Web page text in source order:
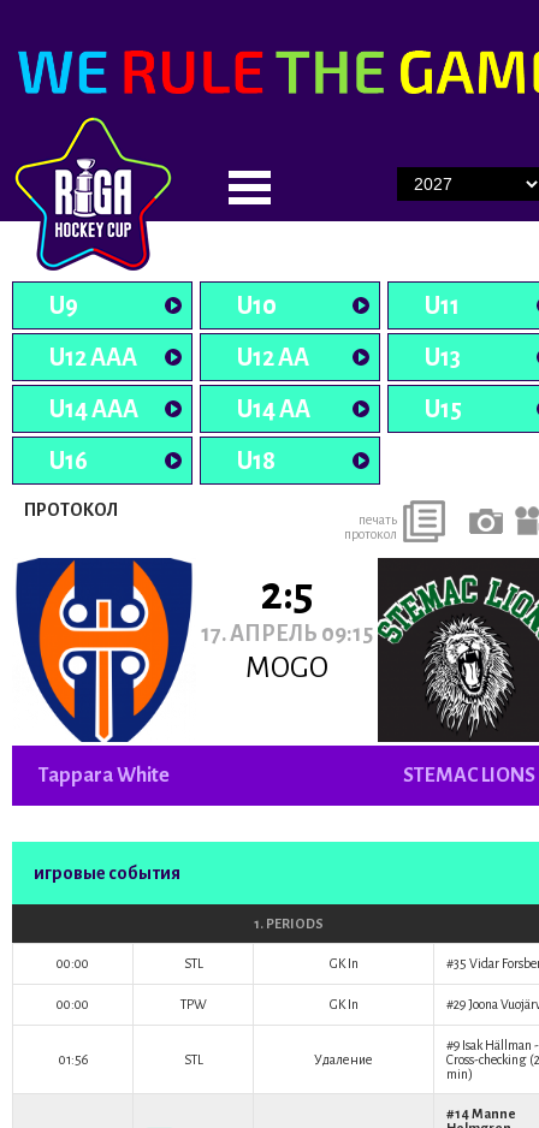
U9 U10
U11
U12 AAA
U12 AA
U13
U14 AAA
U14 AA
U15
U16
U18
ПРОТОКОЛ
печать
протокол
2:5
17. АПРЕЛЬ 09:15
MOGO
Tappara White STEMAC LIONS
игровые события
1. PERIODS
00:00 STL GK In #35 Vidar
00:00 TPW GK In #29Joona
01:56 STL Удаление
#9 Isak Hällman -
Cross-checking (2
min)
#14Manne